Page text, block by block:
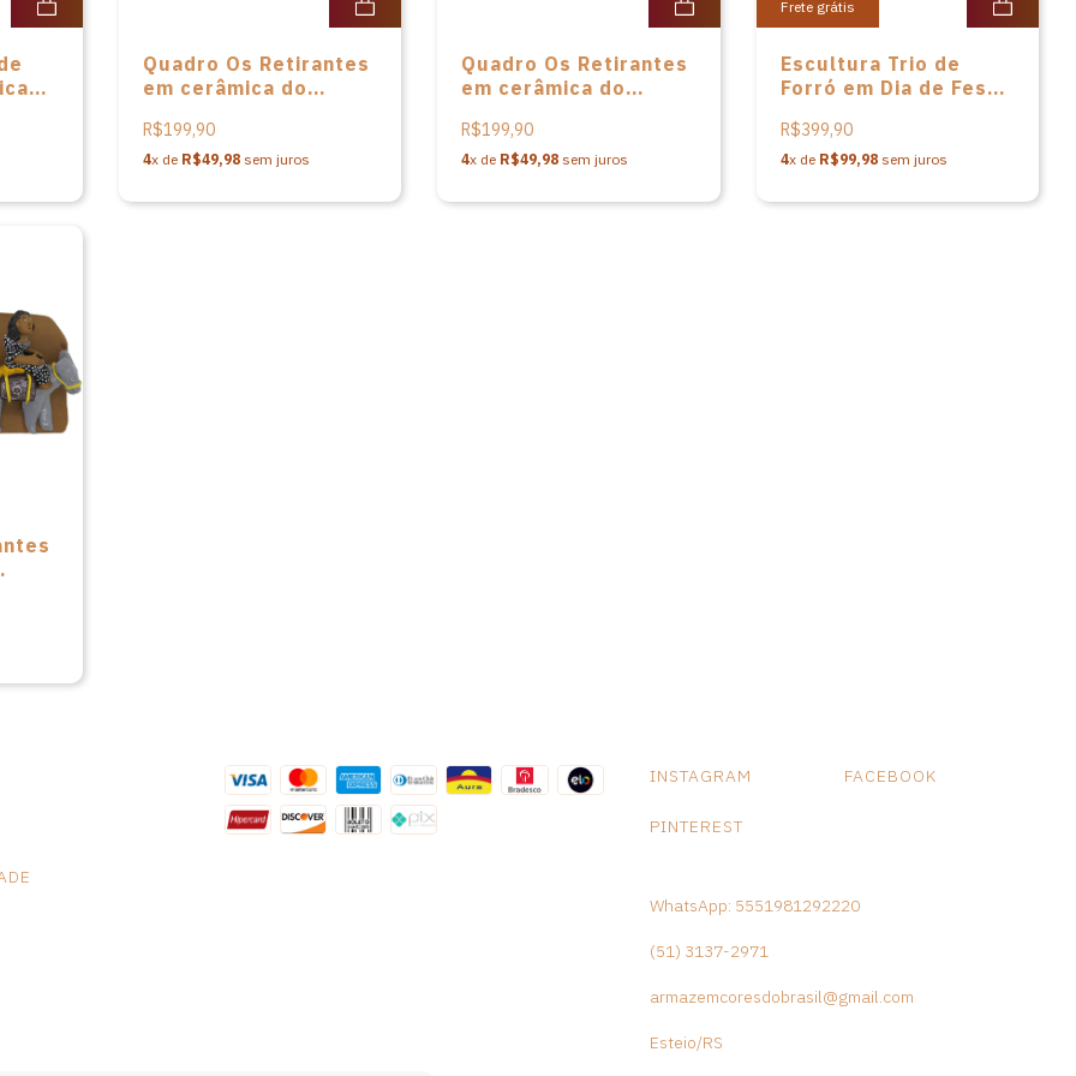
Quadro Os Retirantes
em cerâmica do
R$199,90
4x de R$49,98sem juros
Quadro Os Retirantes
em cerâmica do
R$199,90
4x de R$49,98 sem juros
Frete grátis
Escultura Trio de
Forró em Dia de Festa
Mestre Luiz Antônio
R$399,90
4x de R$99,98sem juros
INSTAGRAM FACEBOOK
PINTEREST
WhatsApp: 5551981292220
(51) 3137-2971
armazemcoresdobrasil@gmail.com
Esteio/RS